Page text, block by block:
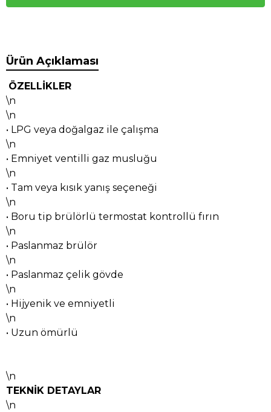
Ürün Açıklaması
ÖZELLİKLER
\n
\n
• LPG veya doğalgaz ile çalışma
\n
• Emniyet ventilli gaz musluğu
\n
• Tam veya kısık yanış seçeneği
\n
• Boru tip brülörlü termostat kontrollü fırın
\n
• Paslanmaz brülör
\n
• Paslanmaz çelik gövde
\n
• Hijyenik ve emniyetli
\n
• Uzun ömürlü
\n
TEKNİK DETAYLAR
\n